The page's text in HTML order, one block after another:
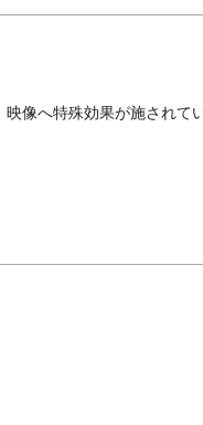
映像へ特殊効果が施されて